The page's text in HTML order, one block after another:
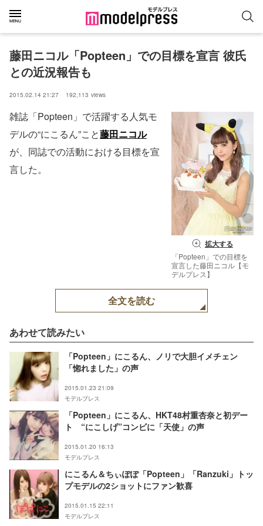
藤田ニコル「Popteen」での目標を宣言 彼氏
との近況報告も
2015.02.14 21:27 192,113 views
拡大する
「Popteen」での目標を
宣言した藤田ニコル【モ
デルプレス】
雑誌「Popteen」で活躍する人気モ
デルの“にこるん”こと藤田ニコル
が、同誌での活動における目標を宣
言した。
全文を読む
あわせて読みたい
「Popteen」にこるん、ノリで大胆イメチェン
「惚れました」の声
2015.01.23 21:09
モデルプレス
「Popteen」にこるん、HKT48村重杏奈と初デー
ト “にこしげ”コンビに「天使」の声
2015.01.20 16:13
モデルプレス
にこるん＆ちぃぽぽ「Popteen」「Ranzuki」トッ
プモデルの2ショットにファン歓喜
2015.01.15 22:11
モデルプレス